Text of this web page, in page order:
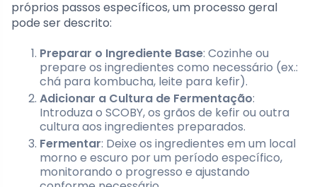
próprios passos específicos, um processo geral
pode ser descrito:
Preparar o Ingrediente Base: Cozinhe ou
prepare os ingredientes como necessário (ex.:
chá para kombucha, leite para kefir).
Adicionar a Cultura de Fermentação:
Introduza o SCOBY, os grãos de kefir ou outra
cultura aos ingredientes preparados.
Fermentar: Deixe os ingredientes em um local
morno e escuro por um período específico,
monitorando o progresso e ajustando